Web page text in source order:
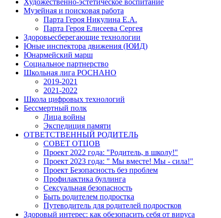
Художественно-эстетическое воспитание
Музейная и поисковая работа
Парта Героя Никулина Е.А.
Парта Героя Елисеева Сергея
Здоровьесберегающие технологии
Юные инспектора движения (ЮИД)
Юнармейский марш
Социальное партнерство
Школьная лига РОСНАНО
2019-2021
2021-2022
Школа цифровых технологий
Бессмертный полк
Лица войны
Экспедиция памяти
ОТВЕТСТВЕННЫЙ РОДИТЕЛЬ
СОВЕТ ОТЦОВ
Проект 2022 года: "Родитель, в школу!"
Проект 2023 года: " Мы вместе! Мы - сила!"
Проект Безопасность без проблем
Профилактика буллинга
Сексуальная безопасность
Быть родителем подростка
Путеводитель для родителей подростков
Здоровый интерес: как обезопасить себя от вируса